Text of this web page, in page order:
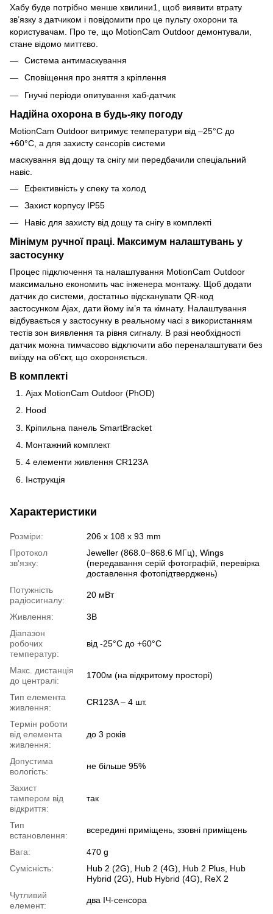
Хабу буде потрібно менше хвилини1, щоб виявити втрату
зв’язку з датчиком і повідомити про це пульту охорони та
користувачам. Про те, що MotionCam Outdoor демонтували,
стане відомо миттєво.
Система антимаскування
Сповіщення про зняття з кріплення
Гнучкі періоди опитування хаб-датчик
Надійна охорона в будь-яку погоду
MotionCam Outdoor витримує температури від –25°С до
+60°С, а для захисту сенсорів системи
маскування від дощу та снігу ми передбачили спеціальний
навіс.
Ефективність у спеку та холод
Захист корпусу IP55
Навіс для захисту від дощу та снігу в комплекті
Мінімум ручної праці. Максимум налаштувань у
застосунку
Процес підключення та налаштування MotionCam Outdoor
максимально економить час інженера монтажу. Щоб додати
датчик до системи, достатньо відсканувати QR-код
застосунком Ajax, дати йому ім’я та кімнату. Налаштування
відбувається у застосунку в реальному часі з використанням
тестів зон виявлення та рівня сигналу. В разі необхідності
датчик можна тимчасово відключити або переналаштувати без
виїзду на об’єкт, що охороняється.
В комплекті
Ajax MotionCam Outdoor (PhOD)
Hood
Крiпильна панель SmartВracket
Монтажний комплект
4 елементи живлення CR123A
Інструкція
Характеристики
Розміри:
206 x 108 x 93 mm
Протокол
зв'язку:
Jeweller (868.0−868.6 МГц), Wings
(передавання серій фотографій, перевірка
доставлення фотопідтверджень)
Потужність
радіосигналу:
20 мВт
Живлення:
3В
Діапазон
робочих
температур:
від -25°С до +60°С
Макс. дистанція
до централі:
1700м (на відкритому просторі)
Тип елемента
живлення:
CR123A – 4 шт.
Термін роботи
від елемента
живлення:
до 3 років
Допустима
вологість:
не більше 95%
Захист
тампером від
відкриття:
так
Тип
встановлення:
всередині приміщень, ззовні приміщень
Вага:
470 g
Сумісність:
Hub 2 (2G), Hub 2 (4G), Hub 2 Plus, Hub
Hybrid (2G), Hub Hybrid (4G), ReX 2
Чутливий
елемент:
два ІЧ-сенсора